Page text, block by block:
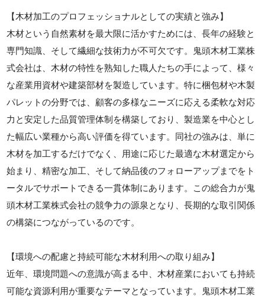
【木材加工のプロフェッショナルとしての実績と強み】
木材という自然素材を最大限に活かすためには、長年の経験と
専門知識、そして繊細な技術力が不可欠です。鬼頭木材工業株
式会社は、木材の特性を熟知した職人たちの手によって、様々
な産業用資材や建築部材を製造しています。特に梱包材や木製
パレットの分野では、顧客の多様なニーズに応える柔軟な対応
力と安定した品質管理体制を構築しており、製造業を中心とし
た幅広い業種から高い評価を得ています。同社の強みは、単に
木材を加工するだけでなく、用途に応じた最適な木材選定から
始まり、精密な加工、そして納品後のフォローアップまでをト
ータルでサポートできる一貫体制にあります。この総合力が鬼
頭木材工業株式会社の競争力の源泉となり、長期的な取引関係
の構築につながっているのです。
【環境への配慮と持続可能な木材利用への取り組み】
近年、環境問題への意識が高まる中、木材産業においても持続
可能な資源利用が重要なテーマとなっています。鬼頭木材工業